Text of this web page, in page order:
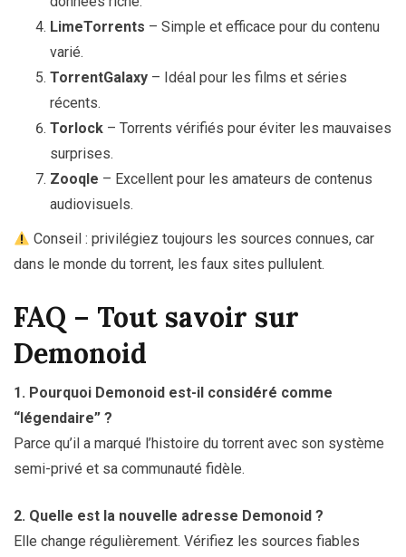
LimeTorrents – Simple et efficace pour du contenu
varié.
TorrentGalaxy – Idéal pour les films et séries
récents.
Torlock – Torrents vérifiés pour éviter les mauvaises
surprises.
Zooqle – Excellent pour les amateurs de contenus
audiovisuels.
Conseil : privilégiez toujours les sources connues, car
dans le monde du torrent, les faux sites pullulent.
FAQ – Tout savoir sur
Demonoid
1. Pourquoi Demonoid est-il considéré comme
“légendaire” ?
Parce qu’il a marqué l’histoire du torrent avec son système
semi-privé et sa communauté fidèle.
2. Quelle est la nouvelle adresse Demonoid ?
Elle change régulièrement. Vérifiez les sources fiables